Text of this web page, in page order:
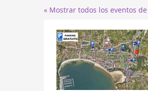
« Mostrar todos los eventos